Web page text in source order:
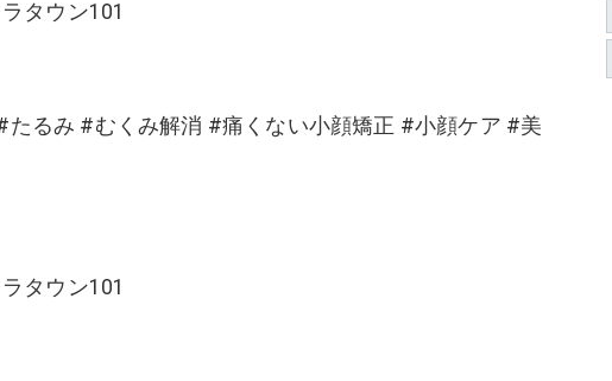
タウン101
るみ #むくみ解消 #痛くない小顔矯正 #小顔ケア #美
タウン101